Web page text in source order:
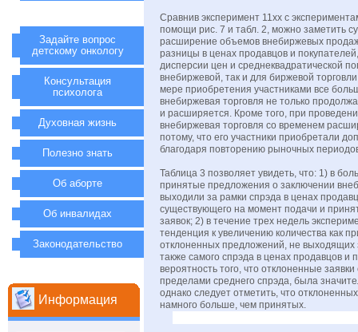
Сравнив эксперимент 11хх с
помощи рис. 7 и табл. 2, можно заметить
расширение объемов внебиржевых
разницы в ценах продавцов и
дисперсии цен и среднеквадратической
внебиржевой, так и для биржевой
мере приобретения участниками все
внебиржевая торговля не только
и расширяется. Кроме того, при
внебиржевая торговля со временем
потому, что его участники приобретали
благодаря повторению рыночных
Таблица 3 позволяет увидеть, что: 1) в
принятые предложения о заключении
выходили за рамки спрэда в ценах
существующего на момент подачи и
заявок; 2) в течение трех недель
тенденция к увеличению количества как
отклоненных предложений, не выходящих
также самого спрэда в ценах продавцов и
вероятность того, что отклоненные заявки
пределами среднего спрэда, была
однако следует отметить, что
намного больше, чем принятых.
Задайте вопрос
детскому онкологу
Консультация
психолога
Духовная жизнь
Полезно знать
Об аборте
Об инвалидах
Законодательство
Информация